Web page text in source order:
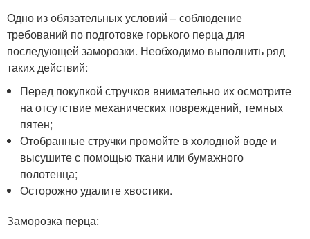
Одно из обязательных условий – соблюдение
требований по подготовке горького перца для
последующей заморозки. Необходимо выполнить ряд
таких действий:
Перед покупкой стручков внимательно их осмотрите
на отсутствие механических повреждений, темных
пятен;
Отобранные стручки промойте в холодной воде и
высушите с помощью ткани или бумажного
полотенца;
Осторожно удалите хвостики.
Заморозка перца: